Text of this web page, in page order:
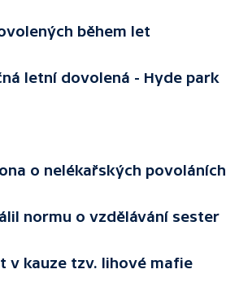
během let
letní dovolená - Hyde park
o nelékařských povoláních
normu o vzdělávání sester
v kauze tzv. lihové mafie